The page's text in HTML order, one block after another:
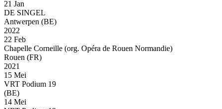
21 Jan
DE SINGEL
Antwerpen (BE)
2022
22 Feb
Chapelle Corneille (org. Opéra de Rouen Normandie)
Rouen (FR)
2021
15 Mei
VRT Podium 19
(BE)
14 Mei